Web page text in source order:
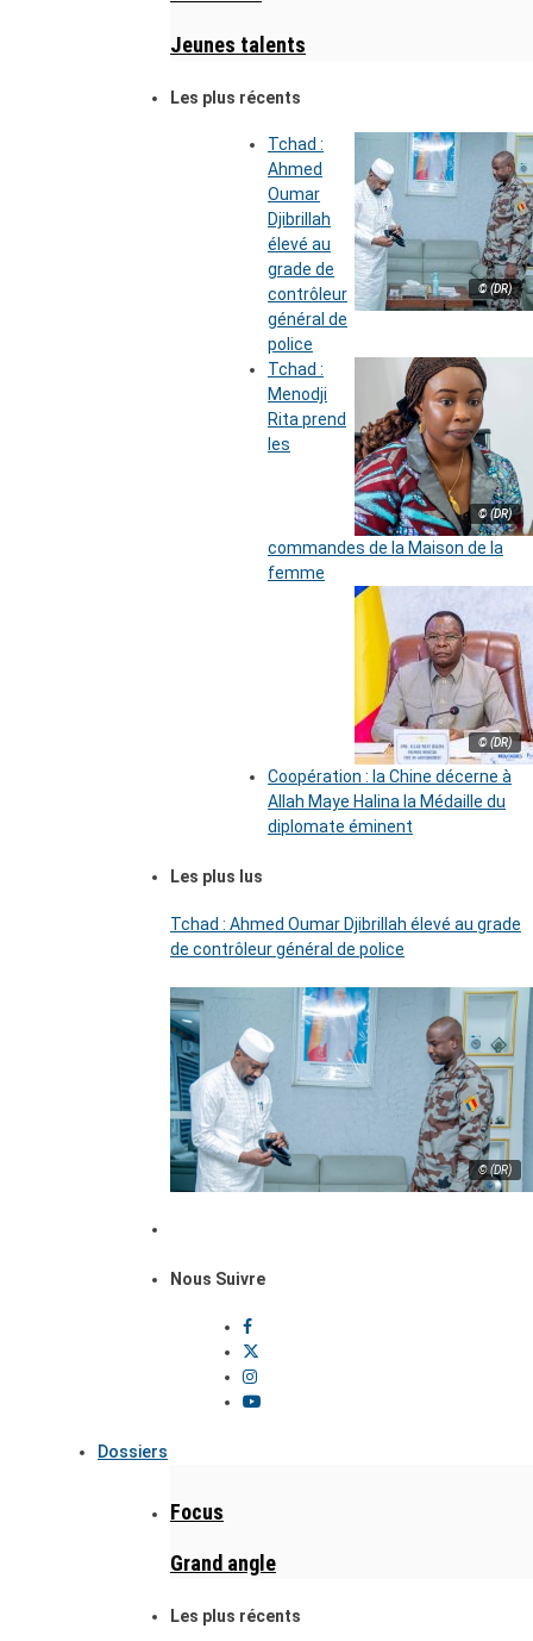
Jeunes talents
Les plus récents
© (DR)
Tchad :
Ahmed
Oumar
Djibrillah
élevé au
grade de
contrôleur
général de
police
© (DR)
Tchad :
Menodji
Rita prend
les
commandes de la Maison de la
femme
© (DR)
Coopération : la Chine décerne à
Allah Maye Halina la Médaille du
diplomate éminent
Les plus lus
Tchad : Ahmed Oumar Djibrillah élevé au grade
de contrôleur général de police
© (DR)
Nous Suivre
Dossiers
Focus
Grand angle
Les plus récents